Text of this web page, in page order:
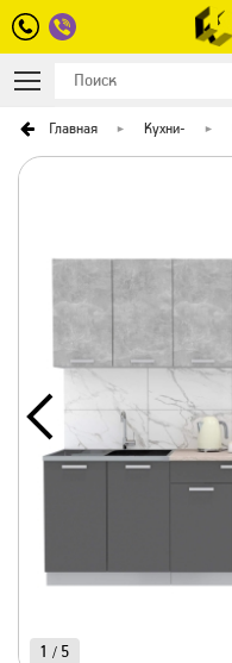
Главная Кухни-
1 / 5